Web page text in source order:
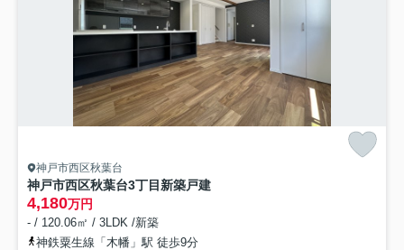
神戸市西区秋葉台
神戸市西区秋葉台3丁目新築戸建
4,180万円
- / 120.06㎡ / 3LDK /新築
神鉄粟生線「木幡」駅 徒歩9分